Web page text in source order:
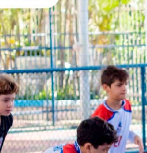
Lista de vídeos